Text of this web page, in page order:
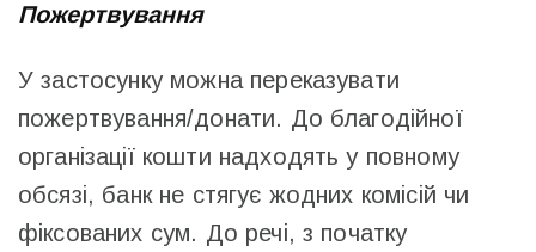
Пожертвування
У застосунку можна переказувати
пожертвування/донати. До благодійної
організації кошти надходять у повному
обсязі, банк не стягує жодних комісій чи
фіксованих сум. До речі, з початку